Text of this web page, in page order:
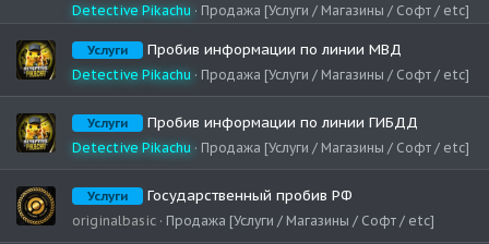
т
Detective Pikachu Продажа [Услуги / Магазины / Софт / etc]
Услуги Пробив информации по линии МВД
Detective Pikachu Продажа [Услуги / Магазины / Софт / etc]
Услуги Пробив информации по линии ГИБДД
Detective Pikachu Продажа [Услуги / Магазины / Софт / etc]
Услуги Государственный пробив РФ
originalbasic Продажа [Услуги / Магазины / Софт / etc]